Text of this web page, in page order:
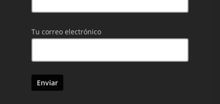
Tu correo electrónico